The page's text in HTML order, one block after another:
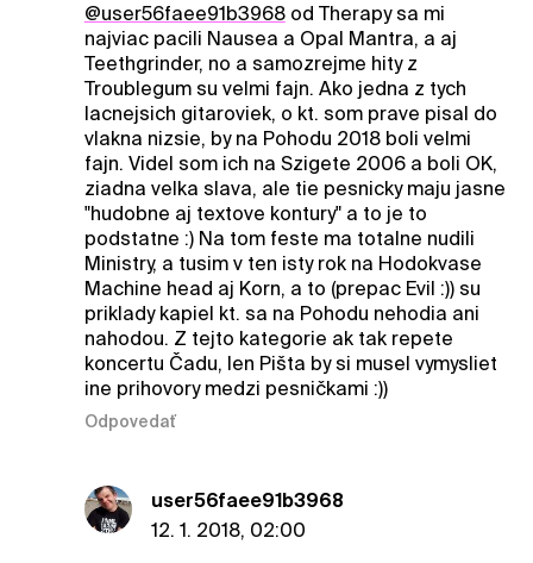
@user56faee91b3968od Therapy sa mi
najviac pacili Nausea a Opal Mantra, a aj
Teethgrinder, no a samozrejme hity z
Troublegum su velmi fajn. Ako jedna z tych
lacnejsich gitaroviek, o kt. som prave pisal do
vlakna nizsie, by na Pohodu 2018 boli velmi
fajn. Videl som ich na Szigete 2006 a boli OK,
ziadna velka slava, ale tie pesnicky maju jasne
"hudobne aj textove kontury" a to je to
podstatne :) Na tom feste ma totalne nudili
Ministry, a tusim v ten isty rok na Hodokvase
Machine head aj Korn, a to (prepac Evil :)) su
priklady kapiel kt. sa na Pohodu nehodia ani
nahodou. Z tejto kategorie ak tak repete
koncertu Čadu, len Pišta by si musel vymysliet
ine prihovory medzi pesničkami :))
Odpovedať
user56faee91b3968
12. 1. 2018, 02:00